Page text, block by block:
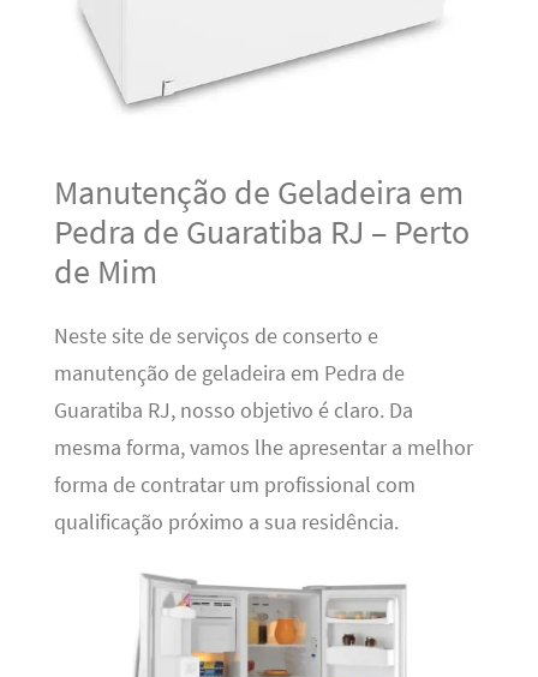
Manutenção de Geladeira em
Pedra de Guaratiba RJ – Perto
de Mim
Neste site de serviços de conserto e
manutenção de geladeira em Pedra de
Guaratiba RJ, nosso objetivo é claro. Da
mesma forma, vamos lhe apresentar a melhor
forma de contratar um profissional com
qualificação próximo a sua residência.